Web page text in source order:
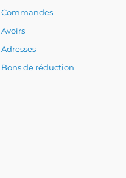
Commandes
Avoirs
Adresses
Bons de réduction